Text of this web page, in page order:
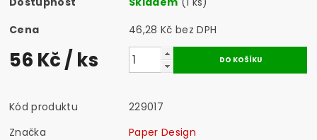
Cena
46,28 Kč bez DPH
56 Kč/ ks
Kód produktu
229017
Značka
Paper Design